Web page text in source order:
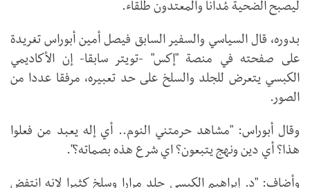
ليصبح الضحية مُدانا والمعتدون طلقاء.
بدوره، قال السياسي والسفير السابق فيصل أمين أبوراس تغريدة
على صفحته في منصة "إكس" -تويتر سابقا- إن الأكاديمي
الكبسي يتعرض للجلد والسلخ على حد تعبيره، مرفقا عددا من
الصور.
وقال أبوراس: "مشاهد حرمتني النوم.. أي إله يعبد من فعلوا
هذا؟ أي دين ونهج يتبعون؟ اي شرع هذه بصماته؟".